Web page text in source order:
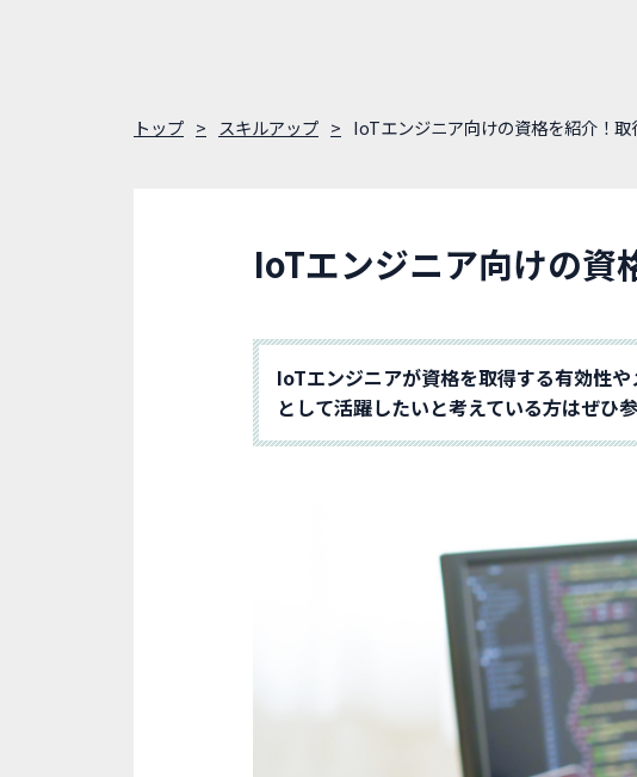
トップ スキルアップ IoTエンジニア向けの資格を紹介！
IoTエンジニア向けの資
IoTエンジニアが資格を取得する有効性
として活躍したいと考えている方はぜひ